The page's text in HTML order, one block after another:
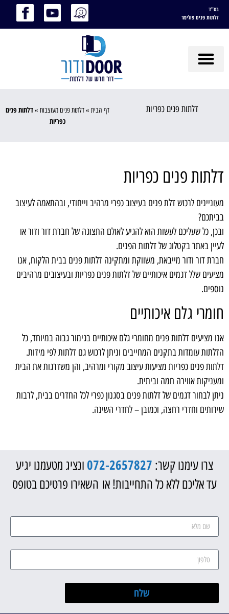
בס"ד
דלתות פנים פולימר
דלתות פנים כפריות דף הבית »דלתות פנים מעוצבות »דלתות פנים
כפריות
דלתות פנים כפריות
מעוניינים לרכוש דלת פנים בעיצוב כפרי מרהיב וייחודי, ובהתאמה לעיצוב
בביתכם?
ובכן, כל שעליכם לעשות הוא להגיע לאולם התצוגה של חברת דור ודור או
לעיין באתר בקטלוג של דלתות הפנים.
חברת דור ודור מייבאת, משווקת ומתקינה דלתות פנים בבית הלקוח, אנו
מציעים שלל דגמים איכותיים של דלתות פנים כפריות ובעיצובים מרהיבים
נוספים.
חומרי גלם איכותיים
אנו מציעים דלתות פנים מחומרי גלם איכותיים בגימור גבוה במיוחד, כל
הדלתות עומדות בתקנים המחייבים וניתן לרכוש גם דלתות לפי מידות.
דלתות פנים כפריות מציעות עיצוב מקורי ומרהיב, והן משדרגות את הבית
ומעניקות אווירה חמה וביתית.
ניתן לבחור דגמים של דלתות פנים בסגנון כפרי לכל החדרים בבית, לרבות
שירותים וחדרי רחצה, וכמובן – לחדרי השינה.
צרו עימנו קשר: 072-2657827 ונציג מטעמנו יגיע
עד אליכם ללא כל התחייבות! או השאירו פרטיכם בטופס
שלח